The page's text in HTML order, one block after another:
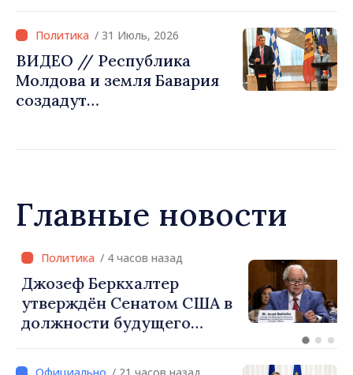
/ 31 Июль, 2026
ВИДЕО // Республика
Молдова и земля Бавария
создадут
Главные новости
/ 4 часов назад
Джозеф Беркхалтер
утверждён Сенатом США в
должности будущего
Молдова